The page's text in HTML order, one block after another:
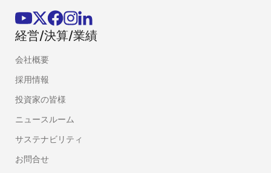
経営/決算/業績
会社概要
採用情報
投資家の皆様
ニュースルーム
サステナビリティ
お問合せ